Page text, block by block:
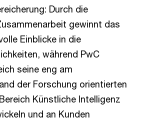
Durch die
gewinnt das
Einblicke in die
während PwC
seine eng am
der Forschung orientierten
Künstliche Intelligenz
und an Kunden